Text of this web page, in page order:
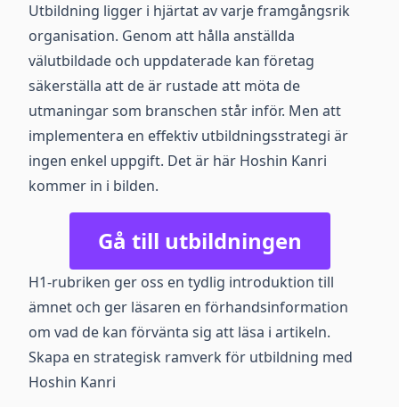
Utbildning ligger i hjärtat av varje framgångsrik
organisation. Genom att hålla anställda
välutbildade och uppdaterade kan företag
säkerställa att de är rustade att möta de
utmaningar som branschen står inför. Men att
implementera en effektiv utbildningsstrategi är
ingen enkel uppgift. Det är här Hoshin Kanri
kommer in i bilden.
Gå till utbildningen
H1-rubriken ger oss en tydlig introduktion till
ämnet och ger läsaren en förhandsinformation
om vad de kan förvänta sig att läsa i artikeln.
Skapa en strategisk ramverk för utbildning med
Hoshin Kanri